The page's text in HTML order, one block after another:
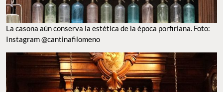
La casona aún conserva la estética de la época porfiriana. Foto:
Instagram @cantinafilomeno